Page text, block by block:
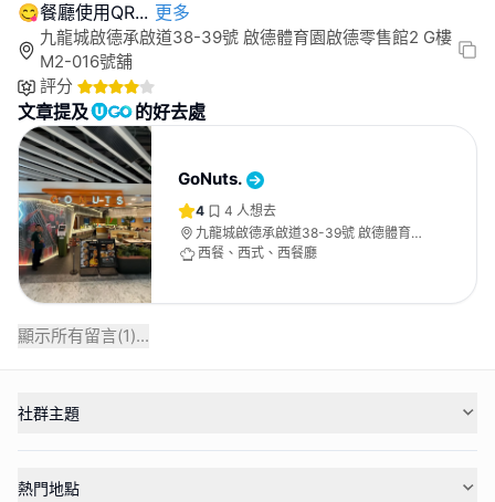
😋餐廳使用QR... 更多
九龍城啟德承啟道38-39號 啟德體育園啟德零售館2 G樓
M2-016號舖
評分
文章提及 的好去處
GoNuts.
4 4 人想去
九龍城啟德承啟道38-39號 啟德體育園
啟德零售館2 G樓M2-016號舖
西餐、西式、西餐廳
顯示所有留言(1)...
社群主題
熱門地點